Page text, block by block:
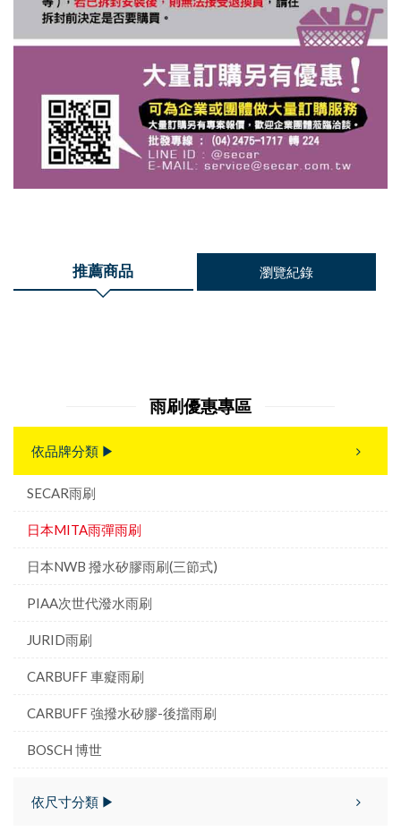
推薦商品 瀏覽紀錄
雨刷優惠專區
依品牌分類 ▶
SECAR雨刷
日本MITA雨彈雨刷
日本NWB 撥水矽膠雨刷(三節式)
PIAA次世代潑水雨刷
JURID雨刷
CARBUFF 車癡雨刷
CARBUFF 強撥水矽膠-後擋雨刷
BOSCH 博世
依尺寸分類 ▶